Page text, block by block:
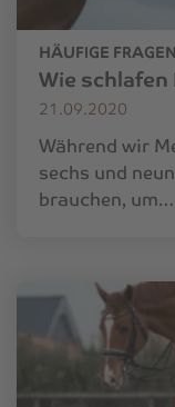
HÄUFIGE FRAGEN
Wie schlafen
21.09.2020
Während wir
sechs und
brauchen, um…